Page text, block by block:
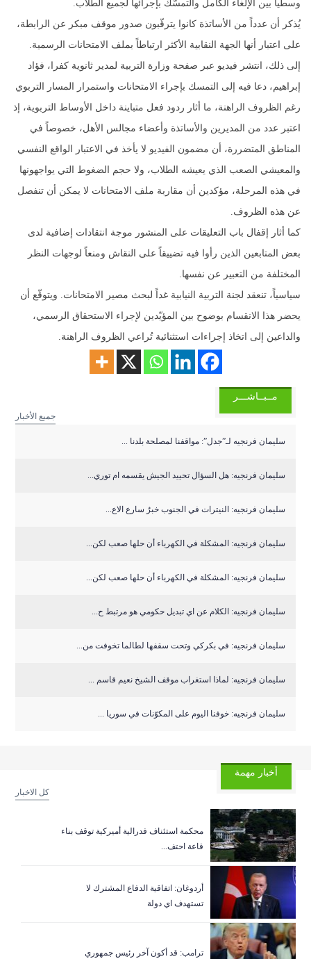
وسطياً بين الإلغاء الكامل والتمسّك بإجرائها لجميع الطلاب.
يُذكر أن عدداً من الأساتذة كانوا يترقّبون صدور موقف مبكر عن الرابطة،
على اعتبار أنها الجهة النقابية الأكثر ارتباطاً بملف الامتحانات الرسمية.
إلى ذلك، انتشر فيديو عبر صفحة وزارة التربية لمدير ثانوية كفرا، فؤاد
إبراهيم، دعا فيه إلى التمسك بإجراء الامتحانات واستمرار المسار التربوي
رغم الظروف الراهنة، ما أثار ردود فعل متباينة داخل الأوساط التربوية، إذ
اعتبر عدد من المديرين والأساتذة وأعضاء مجالس الأهل، خصوصاً في
المناطق المتضررة، أن مضمون الفيديو لا يأخذ في الاعتبار الواقع النفسي
والمعيشي الصعب الذي يعيشه الطلاب، ولا حجم الضغوط التي يواجهونها
في هذه المرحلة، مؤكدين أن مقاربة ملف الامتحانات لا يمكن أن تنفصل
عن هذه الظروف.
كما أثار إقفال باب التعليقات على المنشور موجة انتقادات إضافية لدى
بعض المتابعين الذين رأوا فيه تضييقاً على النقاش ومنعاً لوجهات النظر
المختلفة من التعبير عن نفسها.
سياسياً، تنعقد لجنة التربية النيابية غداً لبحث مصير الامتحانات. ويتوقّع أن
يحضر هذا الانقسام بوضوح بين المؤيّدين لإجراء الاستحقاق الرسمي،
والداعين إلى اتخاذ إجراءات استثنائية تُراعي الظروف الراهنة.
مــبــاشـــر
جميع الأخبار
سليمان فرنجيه لـ”جدل”: مواقفنا لمصلحة بلدنا ...
سليمان فرنجيه: هل السؤال تحييد الجيش يقسمه ام توري...
سليمان فرنجيه: النيترات في الجنوب خبرٌ سارع الاع...
سليمان فرنجيه: المشكلة في الكهرباء أن حلها صعب لكن...
سليمان فرنجيه: المشكلة في الكهرباء أن حلها صعب لكن...
سليمان فرنجيه: الكلام عن اي تبديل حكومي هو مرتبط ح...
سليمان فرنجيه: في بكركي وتحت سقفها لطالما تخوفت من...
سليمان فرنجيه: لماذا استغراب موقف الشيخ نعيم قاسم ...
سليمان فرنجيه: خوفنا اليوم على المكوّنات في سوريا ...
أخبار مهمة
كل الاخبار
‏محكمة استئناف فدرالية أميركية توقف بناء
قاعة احتف...
أردوغان: اتفاقية الدفاع المشترك لا
تستهدف اي دولة
ترامب: قد أكون آخر رئيس جمهوري